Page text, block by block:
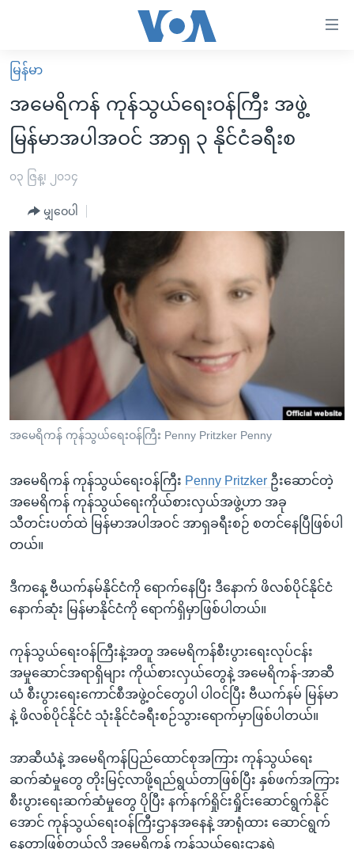
လွယ်ကူ
စေ
သည့်
Link
များ
အကြောင်းအရာ
ကြည့်
ညွန်း
သို့
ရန်
ရှာဖွေ
ရန်
နေရာ
ကျော်
ရန်
မူလစာမျက်နှာ
မြန်မာ
ကမ္ဘာ့သတင်းများ
နိုင်ငံတကာ
အစ္စရေး-ပါလက်စတိုင်း
ဗွီဒီယို
ရပ်ဝန်းတခု လမ်းတခု အလွန်
အင်္ဂလိပ်စာလေ့လာမယ်
အမေရိကန်သုံးအီဒီယံ
မကြေးမုံရဲ့ အင်္ဂလိပ်စာ
ရုပ်ရှင်ထဲက အင်္ဂလိပ်စာ
သုတပဒေသာ အင်္ဂလိပ်စာ
အပတ်စဉ်ကဏ္ဍများ
ရေဒီယို
ရေဒီယိုနှင့်ရုပ်သံ အချက်အလက်များ
ရေဒီယို/တီဗွီအစီအစဉ်
Learning English
ဗွီအိုအေ လူမှုကွန်ယက်များ
ဘာသာစကားများ
မြန်မာ
အမေရိကန် ကုန်သွယ်ရေးဝန်ကြီး အဖွဲ့
မြန်မာအပါအဝင် အာရှ ၃ နိုင်ငံခရီးစ
၀၃ ဇြန္၊ ၂၀၁၄
မျှဝေပါ
အမေရိကန် ကုန်သွယ်ရေးဝန်ကြီး Penny Pritzker Penny
အမေရိကန် ကုန်သွယ်ရေးဝန်ကြီး Penny Pritzker ဦးဆောင်တဲ့
အမေရိကန် ကုန်သွယ်ရေးကိုယ်စားလှယ်အဖွဲ့ဟာ အခု
သီတင်းပတ်ထဲ မြန်မာအပါအဝင် အာရှခရီးစဉ် စတင်နေပြီဖြစ်ပါ
တယ်။
ဒီကနေ့ ဗီယက်နမ်နိုင်ငံကို ရောက်နေပြီး ဒီနောက် ဖိလစ်ပိုင်နိုင်ငံ
နောက်ဆုံး မြန်မာနိုင်ငံကို ရောက်ရှိမှာဖြစ်ပါတယ်။
ကုန်သွယ်ရေးဝန်ကြီးနဲ့အတူ အမေရိကန်စီးပွားရေးလုပ်ငန်း
အမှုဆောင်အရာရှိများ ကိုယ်စားလှယ်တွေနဲ့ အမေရိကန်-အာဆီ
ယံ စီးပွားရေးကောင်စီအဖွဲ့ဝင်တွေပါ ပါဝင်ပြီး ဗီယက်နမ် မြန်မာ
နဲ့ ဖိလစ်ပိုင်နိုင်ငံ သုံးနိုင်ငံခရီးစဉ်သွားရောက်မှာဖြစ်ပါတယ်။
အာဆီယံနဲ့ အမေရိကန်ပြည်ထောင်စုအကြား ကုန်သွယ်ရေး
ဆက်ဆံမှုတွေ တိုးမြင့်လာဖို့ရည်ရွယ်တာဖြစ်ပြီး နှစ်ဖက်အကြား
စီးပွားရေးဆက်ဆံမှုတွေ ပိုပြီး နက်နက်ရှိုင်းရှိုင်းဆောင်ရွက်နိုင်
အောင် ကုန်သွယ်ရေးဝန်ကြီးဌာနအနေနဲ့ အာရုံထား ဆောင်ရွက်
နေတာဖြစ်တယ်လို့ အမေရိကန် ကုန်သွယ်ရေးဌာနရဲ့